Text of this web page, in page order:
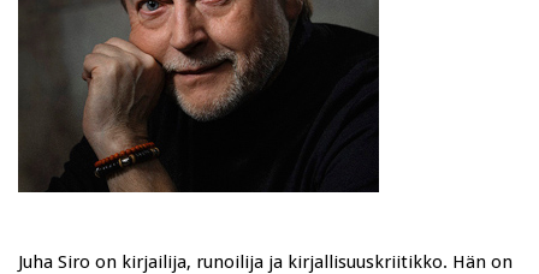
Juha Siro on kirjailija, runoilija ja kirjallisuuskriitikko. Hän on